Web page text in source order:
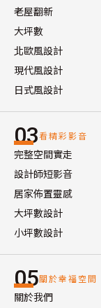
老屋翻新
大坪數
北歐風設計
現代風設計
日式風設計
03看精彩影音
完整空間實走
設計師短影音
居家佈置靈感
大坪數設計
小坪數設計
05關於幸福空間
關於我們